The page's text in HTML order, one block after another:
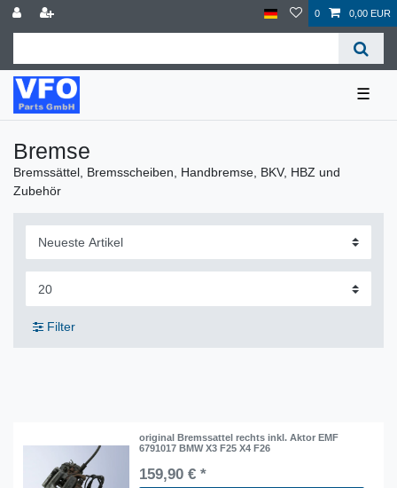
0 0,00 EUR
☰
Bremse
Bremssättel, Bremsscheiben, Handbremse, BKV, HBZ und
Zubehör
Filter
original Bremssattel rechts inkl. Aktor EMF
6791017 BMW X3 F25 X4 F26
159,90 € *